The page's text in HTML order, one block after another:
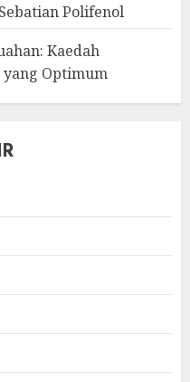
Polifenol
Kaedah
yang Optimum